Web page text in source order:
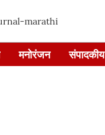
मनोरंजन संपादकीय